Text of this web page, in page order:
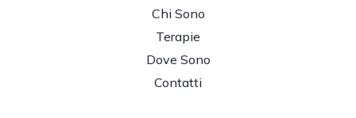
Chi Sono
Terapie
Dove Sono
Contatti